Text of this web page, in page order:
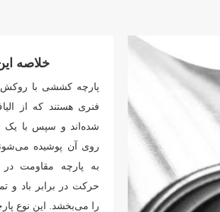
خلاصه
فنری هستند که از
به پارچه مقاومت در
حرکت در برابر باد و
را می‌بخشد. این نوع